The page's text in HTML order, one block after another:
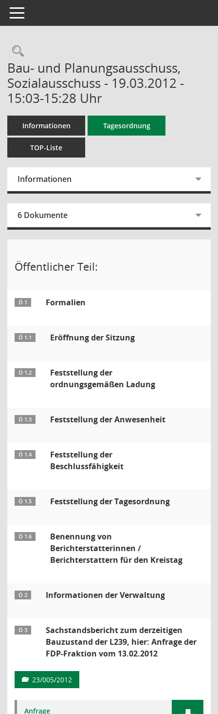
Toggle navigation
Rechercheauswahl
Bau- und Planungsausschuss,
Sozialausschuss - 19.03.2012 -
15:03-15:28 Uhr
Informationen Tagesordnung
TOP-Liste
Informationen
6 Dokumente
Öffentlicher Teil:
Ö 1 Formalien
Ö 1.1 Eröffnung der Sitzung
Ö 1.2
Feststellung der
ordnungsgemäßen Ladung
Ö 1.3 Feststellung der Anwesenheit
Ö 1.4
Feststellung der
Beschlussfähigkeit
Ö 1.5 Feststellung der Tagesordnung
Ö 1.6
Benennung von
Berichterstatterinnen /
Berichterstattern für den Kreistag
Ö 2 Informationen der Verwaltung
Ö 3
Sachstandsbericht zum derzeitigen
Bauzustand der L239, hier: Anfrage der
FDP-Fraktion vom 13.02.2012
23/005/2012
Anfrage